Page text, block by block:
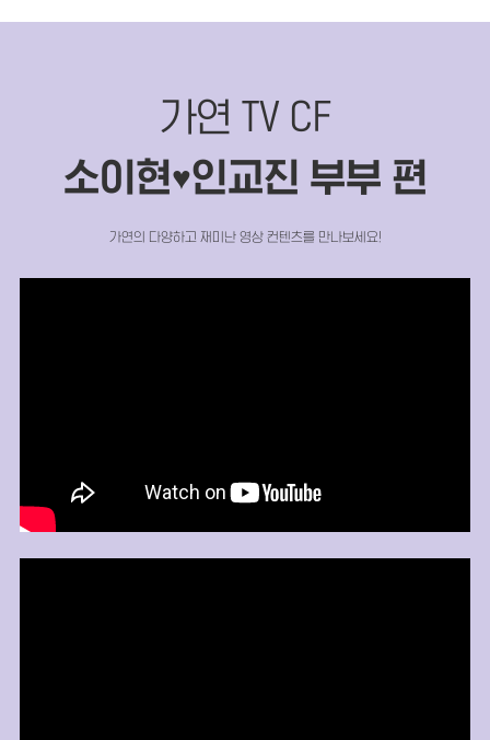
가연 TV CF
소이현♥인교진 부부 편
가연의 다양하고 재미난 영상 컨텐츠를 만나보세요!